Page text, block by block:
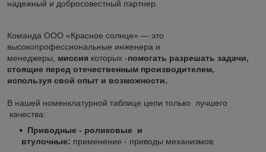
надежный и добросовестный партнер.
Команда ООО «Красное солнце» — это
высокопрофессиональные инженера и
менеджеры, миссия которых -помогать разрешать задачи,
стоящие перед отечественным производителем,
используя свой опыт и возможности.
В нашей номенклатурной таблице цепи только лучшего
качества:
Приводные - роликовые и
втулочные: применение - приводы механизмов .